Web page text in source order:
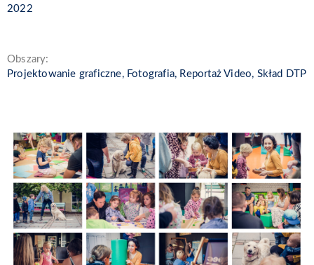
2022
Obszary:
Projektowanie graficzne, Fotografia, Reportaż Video, Skład DTP